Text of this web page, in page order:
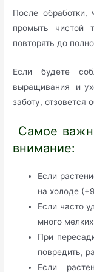
После
промыть чистой
повторять до
Если будете
выращивания и
заботу, отзовется
Самое
внимание:
Если
на холоде
Если часто
много
При
повредить,
Если